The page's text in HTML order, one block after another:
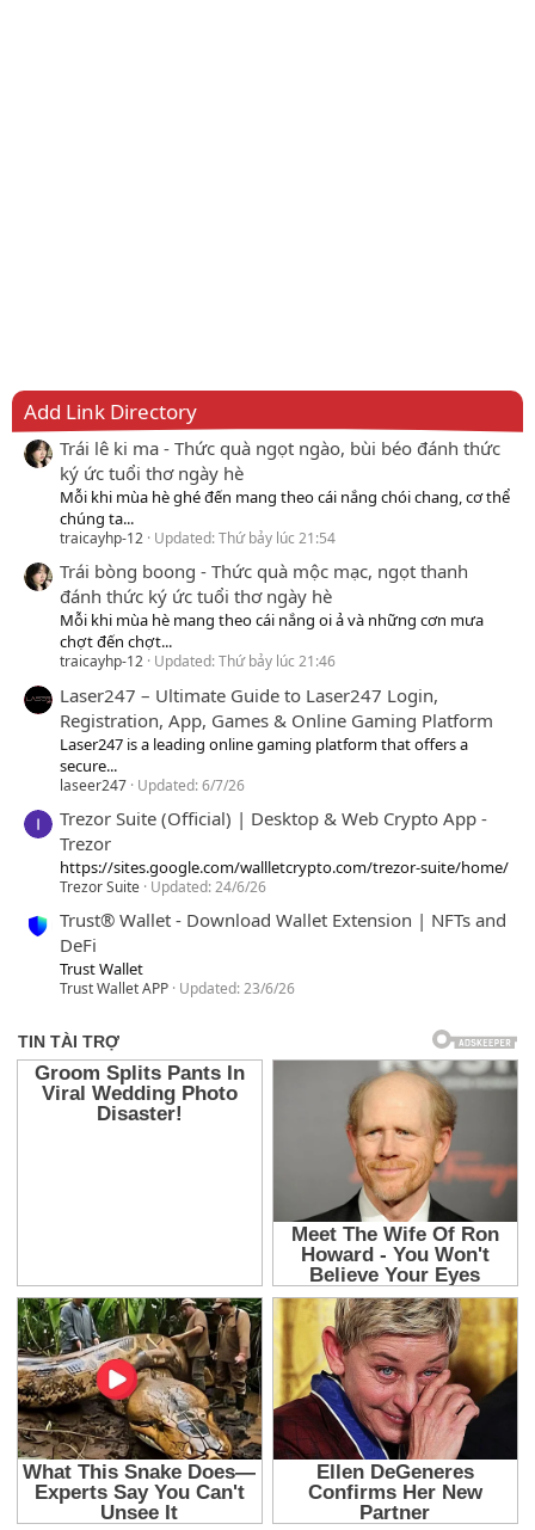
Add Link Directory
Trái lê ki ma - Thức quà ngọt ngào, bùi béo đánh thức
ký ức tuổi thơ ngày hè
Mỗi khi mùa hè ghé đến mang theo cái nắng chói chang, cơ thể
chúng ta...
traicayhp-12 Updated:Thứ bảy lúc 21:54
Trái bòng boong - Thức quà mộc mạc, ngọt thanh
đánh thức ký ức tuổi thơ ngày hè
Mỗi khi mùa hè mang theo cái nắng oi ả và những cơn mưa
chợt đến chợt...
traicayhp-12 Updated:Thứ bảy lúc 21:46
Laser247 – Ultimate Guide to Laser247 Login,
Registration, App, Games & Online Gaming Platform
Laser247 is a leading online gaming platform that offers a
secure...
laseer247 Updated:6/7/26
Trezor Suite (Official) | Desktop & Web Crypto App -
Trezor
https://sites.google.com/wallletcrypto.com/trezor-suite/home/
Trezor Suite Updated:24/6/26
Trust® Wallet - Download Wallet Extension | NFTs and
DeFi
Trust Wallet
Trust Wallet APP Updated:23/6/26